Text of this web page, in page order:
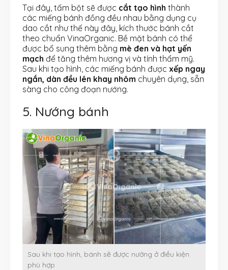
Tại đây, tấm bột sẽ được cắt tạo hình thành
các miếng bánh đồng đều nhau bằng dụng cụ
dao cắt như thế này đây, kích thước bánh cắt
theo chuẩn VinaOrganic. Bề mặt bánh có thể
được bổ sung thêm bằng mè đen và hạt yến
mạch để tăng thêm hương vị và tính thẩm mỹ.
Sau khi tạo hình, các miếng bánh được xếp ngay
ngắn, dàn đều lên khay nhôm chuyên dụng, sẵn
sàng cho công đoạn nướng.
5. Nướng bánh
Sau khi tạo hình, bánh sẽ được nướng ở điều kiện
phù hợp